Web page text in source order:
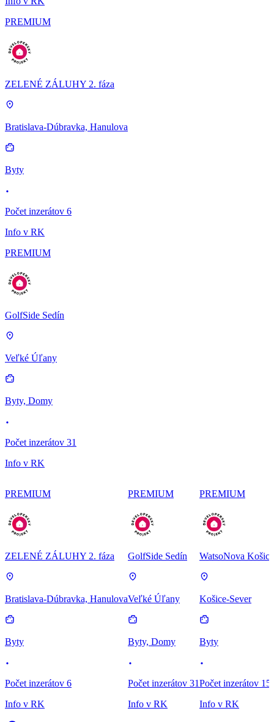
PREMIUM
ZELENÉ ZÁLUHY 2. fáza
Bratislava-Dúbravka, Hanulova
Byty
Počet inzerátov 6
Info v RK
PREMIUM
GolfSide Sedín
Veľké Úľany
Byty, Domy
Počet inzerátov 31
Info v RK
PREMIUM
ZELENÉ ZÁLUHY 2. fáza
Bratislava-Dúbravka, Hanulova
Byty
Počet inzerátov 6
Info v RK
PREMIUM
GolfSide Sedín
Veľké Úľany
Byty, Domy
Počet inzerátov 31
Info v RK
PREMIUM
WatsoNova Košice
Košice-Sever
Byty
Počet inzerátov 15
Info v RK